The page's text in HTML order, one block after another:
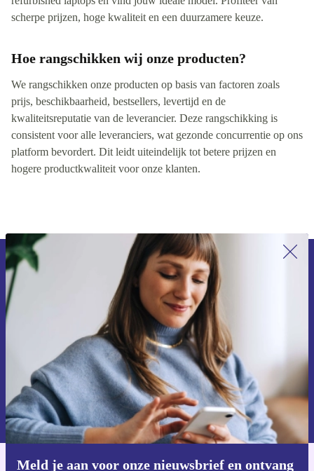
scherpe prijzen, hoge kwaliteit en een duurzamere keuze.
Hoe rangschikken wij onze producten?
We rangschikken onze producten op basis van factoren zoals
prijs, beschikbaarheid, bestsellers, levertijd en de
kwaliteitsreputatie van de leverancier. Deze rangschikking is
consistent voor alle leveranciers, wat gezonde concurrentie op ons
platform bevordert. Dit leidt uiteindelijk tot betere prijzen en
hogere productkwaliteit voor onze klanten.
Meld je aan voor onze nieuwsbrief en ontvang
Meld je aan voor onze nieuwsbrief en
ontvang €15 korting!
Mis nooit meer een aanbieding.
Voucher aanvragen
Informatie over het gebruik van persoonsgegevens vind je in ons
privacybeleid .